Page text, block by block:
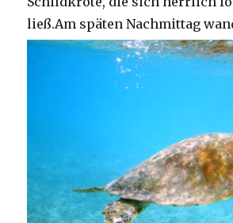
ließ.Am späten Nachmittag